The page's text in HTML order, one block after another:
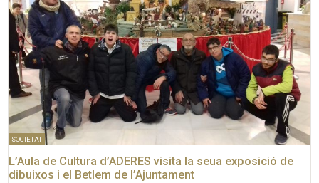
SOCIETAT
L’Aula de Cultura d’ADERES visita la seua exposició de
dibuixos i el Betlem de l’Ajuntament